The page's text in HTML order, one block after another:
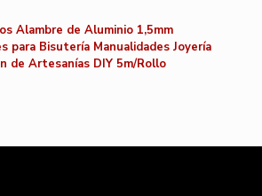
Alambre de Aluminio 1,5mm
para Bisutería Manualidades Joyería
de Artesanías DIY 5m/Rollo